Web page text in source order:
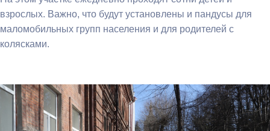
взрослых. Важно, что будут установлены и пандусы для
маломобильных групп населения и для родителей с
колясками.